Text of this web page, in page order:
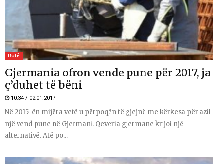
Botë
Gjermania ofron vende pune për 2017, ja
ç’duhet të bëni
10:34 / 02.01.2017
Në 2015-ën mijëra vetë u përpoqën të gjejnë me kërkesa për azil
një vend pune në Gjermani. Qeveria gjermane krijoi një
alternativë. Atë po...